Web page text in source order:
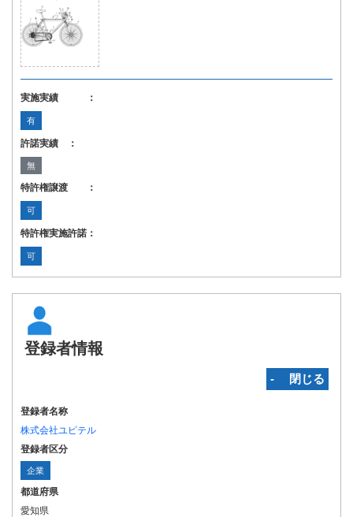
実施実績 ：
有
許諾実績 ：
無
特許権譲渡 ：
可
特許権実施許諾：
可
登録者情報
‐ 閉じる
登録者名称
株式会社ユピテル
登録者区分
企業
都道府県
愛知県